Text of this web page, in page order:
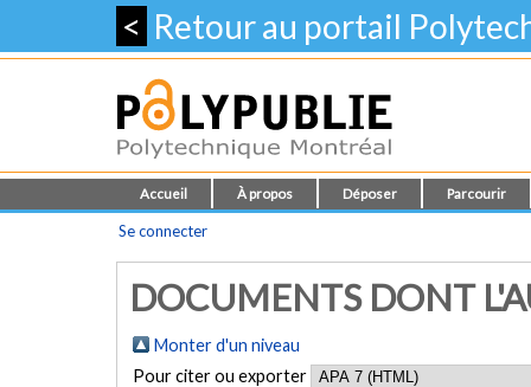
< Retour au portail
Accueil À propos Déposer Parcourir
Se connecter
DOCUMENTS DONT
Monter d'un niveau
Pour citer ou exporter